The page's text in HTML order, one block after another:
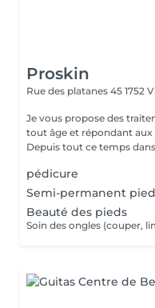
Proskin
Rue des platanes 45 1752
Je vous propose des
tout âge et répondant aux
Depuis tout ce temps dans
pédicure
Semi-permanent
Beauté des pieds